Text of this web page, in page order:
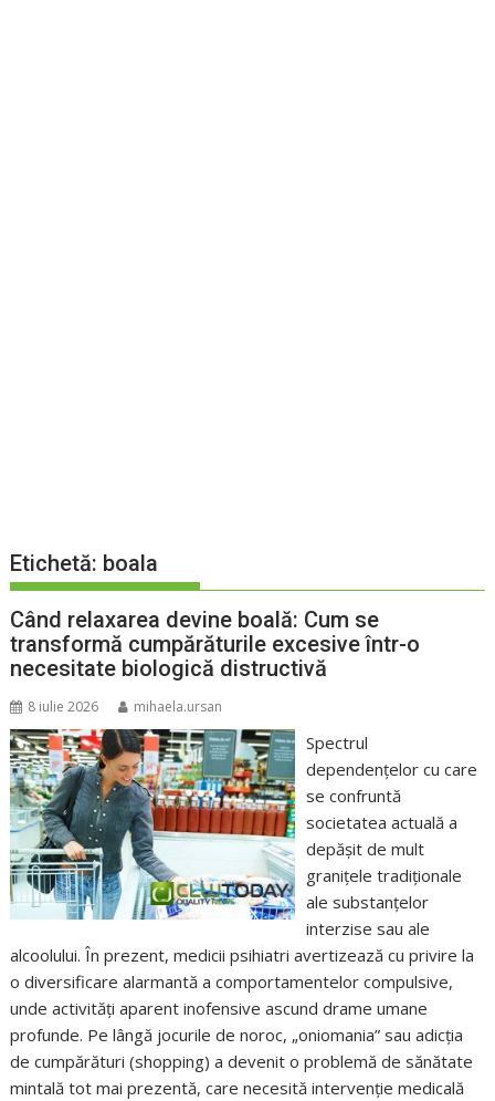
Etichetă: boala
Când relaxarea devine boală: Cum se
transformă cumpărăturile excesive într-o
necesitate biologică distructivă
8 iulie 2026 mihaela.ursan
Spectrul
dependențelor cu care
se confruntă
societatea actuală a
depășit de mult
granițele tradiționale
ale substanțelor
interzise sau ale
alcoolului. În prezent, medicii psihiatri avertizează cu privire la
o diversificare alarmantă a comportamentelor compulsive,
unde activități aparent inofensive ascund drame umane
profunde. Pe lângă jocurile de noroc, „oniomania” sau adicția
de cumpărături (shopping) a devenit o problemă de sănătate
mintală tot mai prezentă, care necesită intervenție medicală